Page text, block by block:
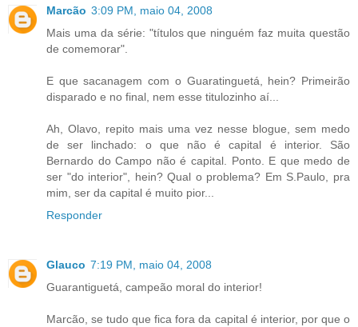
Marcão 3:09 PM, maio 04, 2008
Mais uma da série: "títulos que ninguém faz muita questão
de comemorar".
E que sacanagem com o Guaratinguetá, hein? Primeirão
disparado e no final, nem esse titulozinho aí...
Ah, Olavo, repito mais uma vez nesse blogue, sem medo
de ser linchado: o que não é capital é interior. São
Bernardo do Campo não é capital. Ponto. E que medo de
ser "do interior", hein? Qual o problema? Em S.Paulo, pra
mim, ser da capital é muito pior...
Responder
Glauco 7:19 PM, maio 04, 2008
Guarantiguetá, campeão moral do interior!
Marcão, se tudo que fica fora da capital é interior, por que o